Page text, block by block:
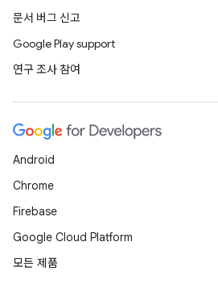
문서 버그 신고
Google Play support
연구 조사 참여
Android
Chrome
Firebase
Google Cloud Platform
모든 제품